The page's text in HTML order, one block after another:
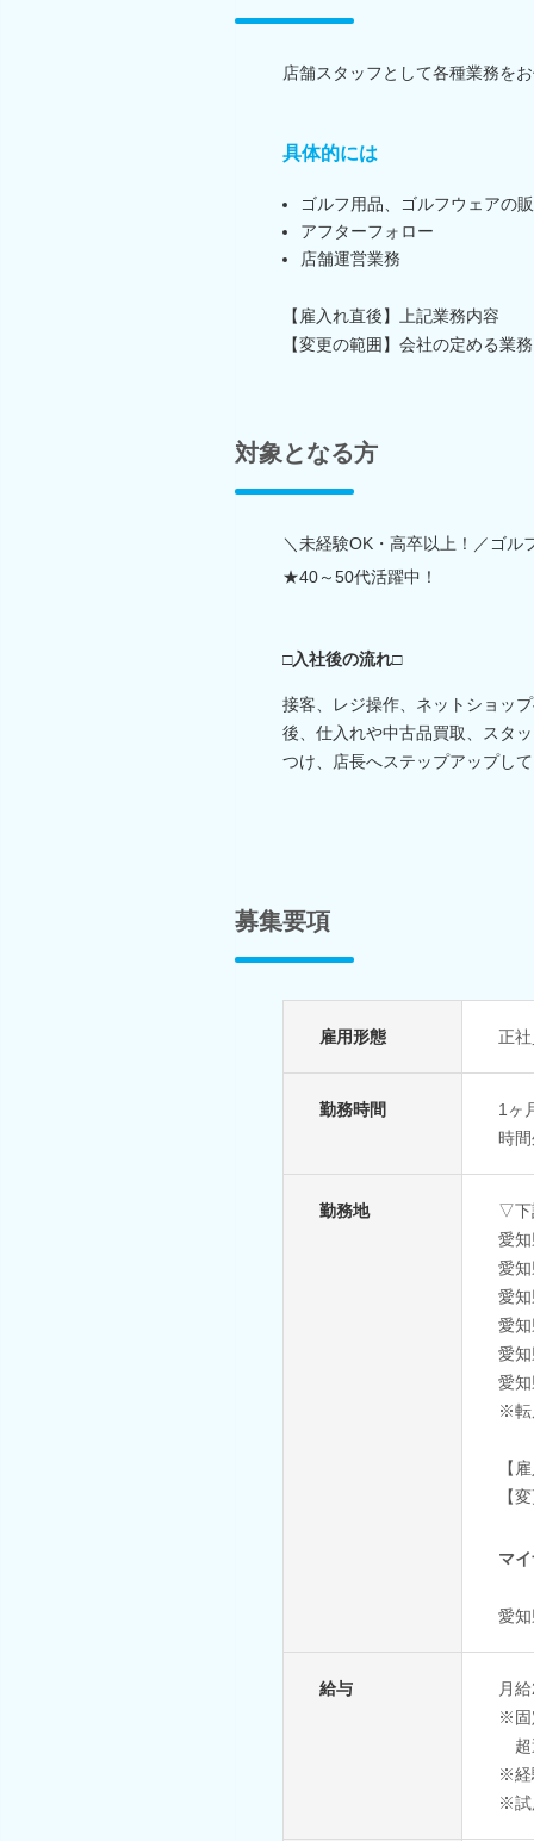
店舗スタッフとして各種業務を
具体的には
ゴルフ用品、ゴルフウェアの
アフターフォロー
店舗運営業務
【雇入れ直後】上記業務内容
【変更の範囲】会社の定める業務
対象となる方
＼未経験OK・高卒以上！／ゴル
★40～50代活躍中！
□入社後の流れ□
接客、レジ操作、ネットショッ
後、仕入れや中古品買取、スタ
つけ、店長へステップアップし
募集要項
雇用形態 正
勤務時間
1ヶ
時
勤務地
▽下
愛
愛
愛
愛
愛
愛
※転
【
【
マ
愛
給与
月
※固
超
※経
※試